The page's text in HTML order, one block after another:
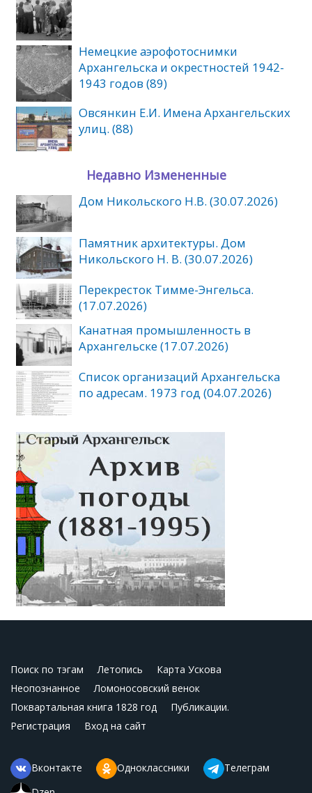
Немецкие аэрофотоснимки
Архангельска и окрестностей 1942-
1943 годов (89)
Овсянкин Е.И. Имена Архангельских
улиц. (88)
Недавно Измененные
Дом Никольского Н.В. (30.07.2026)
Памятник архитектуры. Дом
Никольского Н. В. (30.07.2026)
Перекресток Тимме-Энгельса.
(17.07.2026)
Канатная промышленность в
Архангельске (17.07.2026)
Список организаций Архангельска
по адресам. 1973 год (04.07.2026)
Поиск по тэгам Летопись
Карта Ускова
Неопознанное
Ломоносовский венок
Поквартальная книга 1828 год
Публикации.
Регистрация
Вход на сайт
Вконтакте Одноклассники
Телеграм